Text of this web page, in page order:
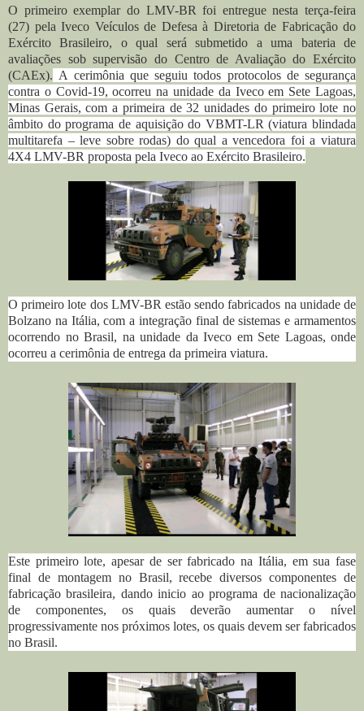
O primeiro exemplar do LMV-BR foi entregue nesta terça-feira
(27) pela Iveco Veículos de Defesa à Diretoria de Fabricação do
Exército Brasileiro, o qual será submetido a uma bateria de
avaliações sob supervisão do Centro de Avaliação do Exército
(CAEx). A cerimônia que seguiu todos protocolos de segurança
contra o Covid-19, ocorreu na unidade da Iveco em Sete Lagoas,
Minas Gerais, com a primeira de 32 unidades do primeiro lote no
âmbito do programa de aquisição do VBMT-LR (viatura blindada
multitarefa – leve sobre rodas) do qual a vencedora foi a viatura
4X4 LMV-BR proposta pela Iveco ao Exército Brasileiro.
O primeiro lote dos LMV-BR estão sendo fabricados na unidade de
Bolzano na Itália, com a integração final de sistemas e armamentos
ocorrendo no Brasil, na unidade da Iveco em Sete Lagoas, onde
ocorreu a cerimônia de entrega da primeira viatura.
Este primeiro lote, apesar de ser fabricado na Itália, em sua fase
final de montagem no Brasil, recebe diversos componentes de
fabricação brasileira, dando inicio ao programa de nacionalização
de componentes, os quais deverão aumentar o nível
progressivamente nos próximos lotes, os quais devem ser fabricados
no Brasil.